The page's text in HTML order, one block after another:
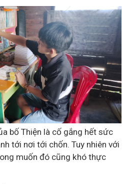
bố Thiện là cố gắng hết sức
tới nơi tới chốn. Tuy nhiên với
muốn đó cũng khó thực